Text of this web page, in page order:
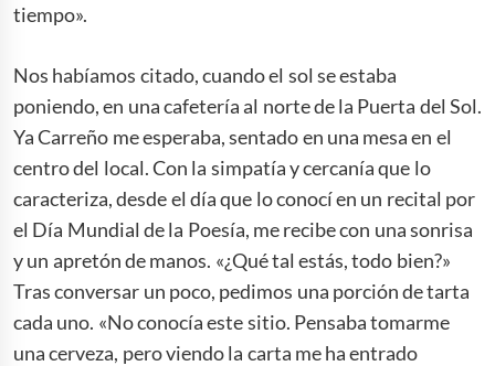
tiempo».
Nos habíamos citado, cuando el sol se estaba
poniendo, en una cafetería al norte de la Puerta del Sol.
Ya Carreño me esperaba, sentado en una mesa en el
centro del local. Con la simpatía y cercanía que lo
caracteriza, desde el día que lo conocí en un recital por
el Día Mundial de la Poesía, me recibe con una sonrisa
y un apretón de manos. «¿Qué tal estás, todo bien?»
Tras conversar un poco, pedimos una porción de tarta
cada uno. «No conocía este sitio. Pensaba tomarme
una cerveza, pero viendo la carta me ha entrado